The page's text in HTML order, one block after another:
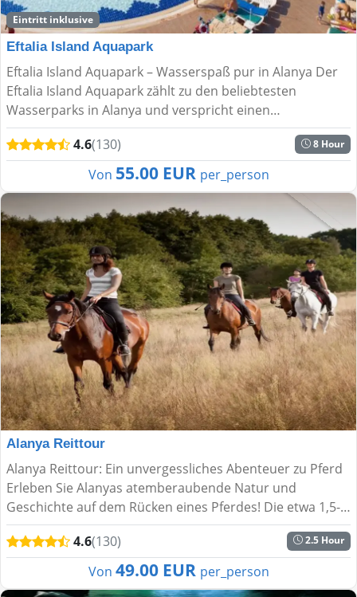
Eintritt inklusive
Eftalia Island Aquapark
Eftalia Island Aquapark – Wasserspaß pur in Alanya Der
Eftalia Island Aquapark zählt zu den beliebtesten
Wasserparks in Alanya und verspricht einen
unvergesslichen Tag für die ganze Familie. Direkt an der
traumhaft...4.6(130) 8 Hour
Von 55.00 EUR per_person
Alanya Reittour
Alanya Reittour: Ein unvergessliches Abenteuer zu Pferd
Erleben Sie Alanyas atemberaubende Natur und
Geschichte auf dem Rücken eines Pferdes! Die etwa 1,5-
stündige Reittour führt Sie durch die malerischen
Taurusberge...
4.6(130) 2.5 Hour
Von 49.00 EUR per_person